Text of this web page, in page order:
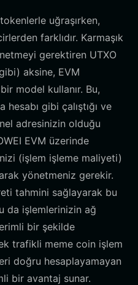
uğraşırken,
farklıdır. Karmaşık
gerektiren UTXO
aksine, EVM
model kullanır. Bu,
hesabı gibi çalıştığı ve
adresinizin olduğu
EVM üzerinde
(işlem işleme maliyeti)
yönetmeniz gerekir.
tahmini sağlayarak bu
da işlemlerinizin ağ
bir şekilde
trafikli meme coin işlem
doğru hesaplayamayan
bir avantaj sunar.